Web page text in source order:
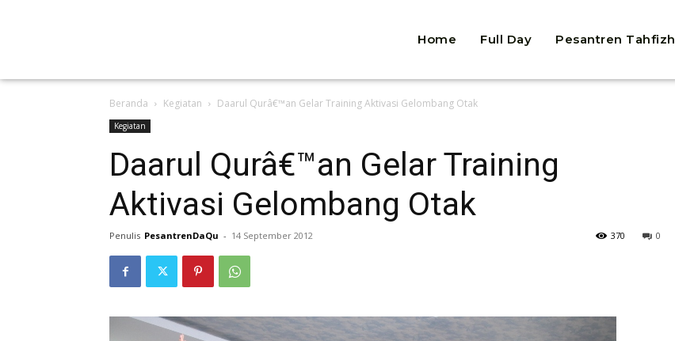
Home Full Day Pesantren Tahfizh
Beranda Kegiatan Daarul Qurâ€™an Gelar Training Aktivasi Gelombang Otak
Kegiatan
Daarul Qurâ€™an Gelar Training
Aktivasi Gelombang Otak
Penulis PesantrenDaQu - 14 September 2012 0
370